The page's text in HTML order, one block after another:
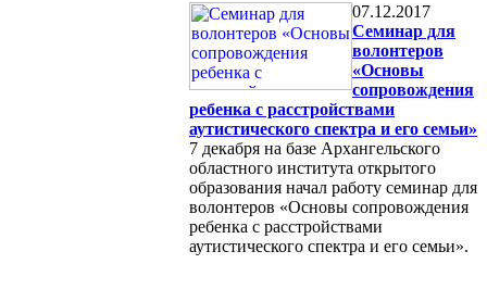
07.12.2017
Семинар для
волонтеров
«Основы
сопровождения
ребенка с расстройствами
аутистического спектра и его семьи»
7 декабря на базе Архангельского
областного института открытого
образования начал работу семинар для
волонтеров «Основы сопровождения
ребенка с расстройствами
аутистического спектра и его семьи».